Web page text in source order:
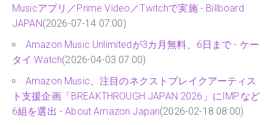
Musicアプリ／Prime Video／Twitchで実施 - Billboard
JAPAN(2026-07-14 07:00)
Amazon Music Unlimitedが3カ月無料、6日まで - ケー
タイ Watch(2026-04-03 07:00)
Amazon Music、注目のネクストブレイクアーティス
ト支援企画「BREAKTHROUGH JAPAN 2026」にIMP.など
6組を選出 - About Amazon Japan(2026-02-18 08:00)